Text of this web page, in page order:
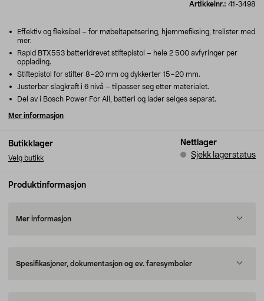
Artikkelnr.: 41-3498
Butikklager
Velg butikk
Nettlager
Sjekk lagerstatus
Effektiv og fleksibel – for møbeltapetsering, hjemmefiksing, trelister med
mer.
Rapid BTX553 batteridrevet stiftepistol – hele 2 500 avfyringer per
opplading.
Stiftepistol for stifter 8–20 mm og dykkerter 15–20 mm.
Justerbar slagkraft i 6 nivå – tilpasser seg etter materialet.
Del av i Bosch Power For All, batteri og lader selges separat.
Mer informasjon
Produktinformasjon
Mer informasjon
Spesifikasjoner, dokumentasjon og ev. faresymboler